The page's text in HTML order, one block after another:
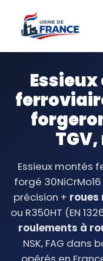
Essieux montés
forgé
précision + roues
ou R350HT (EN
roulements à
NSK, FAG